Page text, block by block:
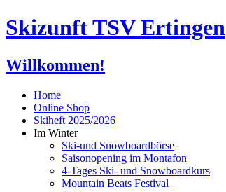
Skizunft TSV Ertingen
Willkommen!
Home
Online Shop
Skiheft 2025/2026
Im Winter
Ski-und Snowboardbörse
Saisonopening im Montafon
4-Tages Ski- und Snowboardkurs
Mountain Beats Festival